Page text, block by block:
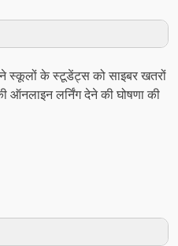
स्कूलों के स्टूडेंट्स को साइबर खतरों
ऑनलाइन लर्निंग देने की घोषणा की